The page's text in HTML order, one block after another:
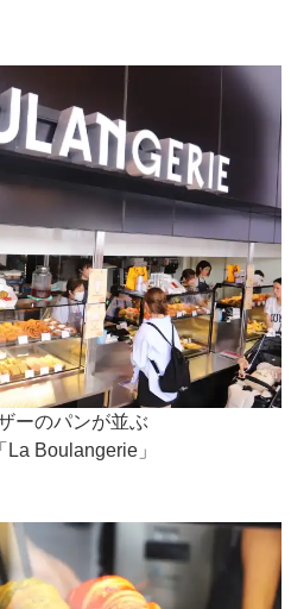
ーのパンが並ぶ
Boulangerie」